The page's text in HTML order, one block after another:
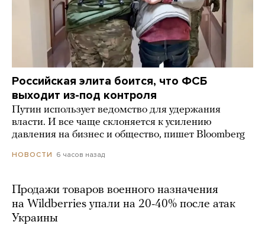
Российская элита боится, что ФСБ
выходит из-под контроля
Путин использует ведомство для удержания
власти. И все чаще склоняется к усилению
давления на бизнес и общество, пишет Bloomberg
НОВОСТИ 6 часов назад
Продажи товаров военного назначения
на Wildberries упали на 20-40% после атак
Украины